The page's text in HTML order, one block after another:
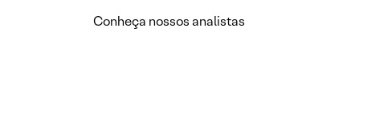
Conheça nossos analistas